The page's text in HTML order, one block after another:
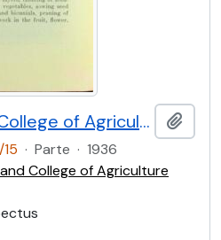
North of Scotland College of Agriculture Prospectus of Craibstone School of Rural Domestic Economy 1936 [Page Fourteen]
· Parte · 1936
College of Agriculture